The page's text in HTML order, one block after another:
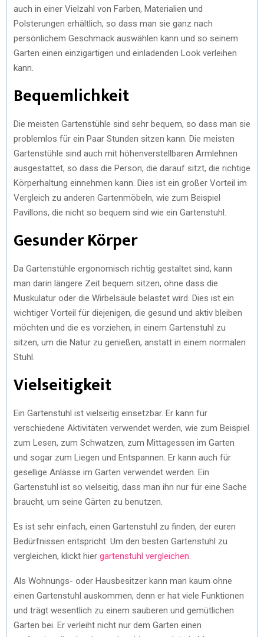
auch in einer Vielzahl von Farben, Materialien und
Polsterungen erhältlich, so dass man sie ganz nach
persönlichem Geschmack auswählen kann und so seinem
Garten einen einzigartigen und einladenden Look verleihen
kann.
Bequemlichkeit
Die meisten Gartenstühle sind sehr bequem, so dass man sie
problemlos für ein Paar Stunden sitzen kann. Die meisten
Gartenstühle sind auch mit höhenverstellbaren Armlehnen
ausgestattet, so dass die Person, die darauf sitzt, die richtige
Körperhaltung einnehmen kann. Dies ist ein großer Vorteil im
Vergleich zu anderen Gartenmöbeln, wie zum Beispiel
Pavillons, die nicht so bequem sind wie ein Gartenstuhl.
Gesunder Körper
Da Gartenstühle ergonomisch richtig gestaltet sind, kann
man darin längere Zeit bequem sitzen, ohne dass die
Muskulatur oder die Wirbelsäule belastet wird. Dies ist ein
wichtiger Vorteil für diejenigen, die gesund und aktiv bleiben
möchten und die es vorziehen, in einem Gartenstuhl zu
sitzen, um die Natur zu genießen, anstatt in einem normalen
Stuhl.
Vielseitigkeit
Ein Gartenstuhl ist vielseitig einsetzbar. Er kann für
verschiedene Aktivitäten verwendet werden, wie zum Beispiel
zum Lesen, zum Schwatzen, zum Mittagessen im Garten
und sogar zum Liegen und Entspannen. Er kann auch für
gesellige Anlässe im Garten verwendet werden. Ein
Gartenstuhl ist so vielseitig, dass man ihn nur für eine Sache
braucht, um seine Gärten zu benutzen.
Es ist sehr einfach, einen Gartenstuhl zu finden, der euren
Bedürfnissen entspricht: Um den besten Gartenstuhl zu
vergleichen, klickt hier gartenstuhl vergleichen
Als Wohnungs- oder Hausbesitzer kann man kaum ohne
einen Gartenstuhl auskommen, denn er hat viele Funktionen
und trägt wesentlich zu einem sauberen und gemütlichen
Garten bei. Er verleiht nicht nur dem Garten einen